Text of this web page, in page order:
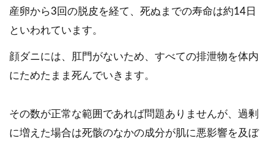
産卵から3回の脱皮を経て、死ぬまでの寿命は約14日
といわれています。
顔ダニには、肛門がないため、すべての排泄物を体内
にためたまま死んでいきます。
その数が正常な範囲であれば問題ありませんが、過剰
に増えた場合は死骸のなかの成分が肌に悪影響を及ぼ